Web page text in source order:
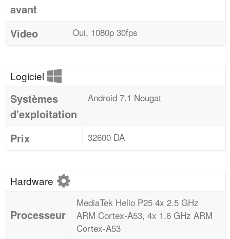
avant
Video Oui, 1080p 30fps
Logiciel
Systèmes
d'exploitation
Android 7.1 Nougat
Prix 32600 DA
Hardware
Processeur
MediaTek Helio P25 4x 2.5 GHz
ARM Cortex-A53, 4x 1.6 GHz ARM
Cortex-A53